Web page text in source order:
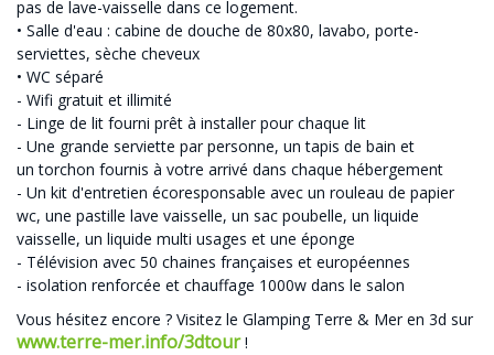
pas de lave-vaisselle dans ce logement.
• Salle d'eau : cabine de douche de 80x80, lavabo, porte-
serviettes, sèche cheveux
• WC séparé
- Wifi gratuit et illimité
- Linge de lit fourni prêt à installer pour chaque lit
- Une grande serviette par personne, un tapis de bain et
un torchon fournis à votre arrivé dans chaque hébergement
- Un kit d'entretien écoresponsable avec un rouleau de papier
wc, une pastille lave vaisselle, un sac poubelle, un liquide
vaisselle, un liquide multi usages et une éponge
- Télévision avec 50 chaines françaises et européennes
- isolation renforcée et chauffage 1000w dans le salon
Vous hésitez encore ? Visitez le Glamping Terre & Mer en 3d sur
www.terre-mer.info/3dtour!